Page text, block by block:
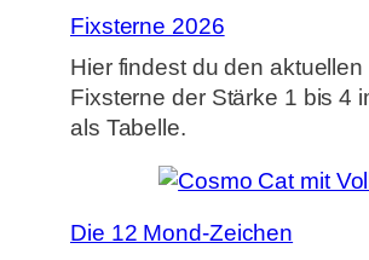
Fixsterne 2026
Hier findest du den
Fixsterne der Stärke 1 bis 4
als Tabelle.
Die 12 Mond-Zeichen